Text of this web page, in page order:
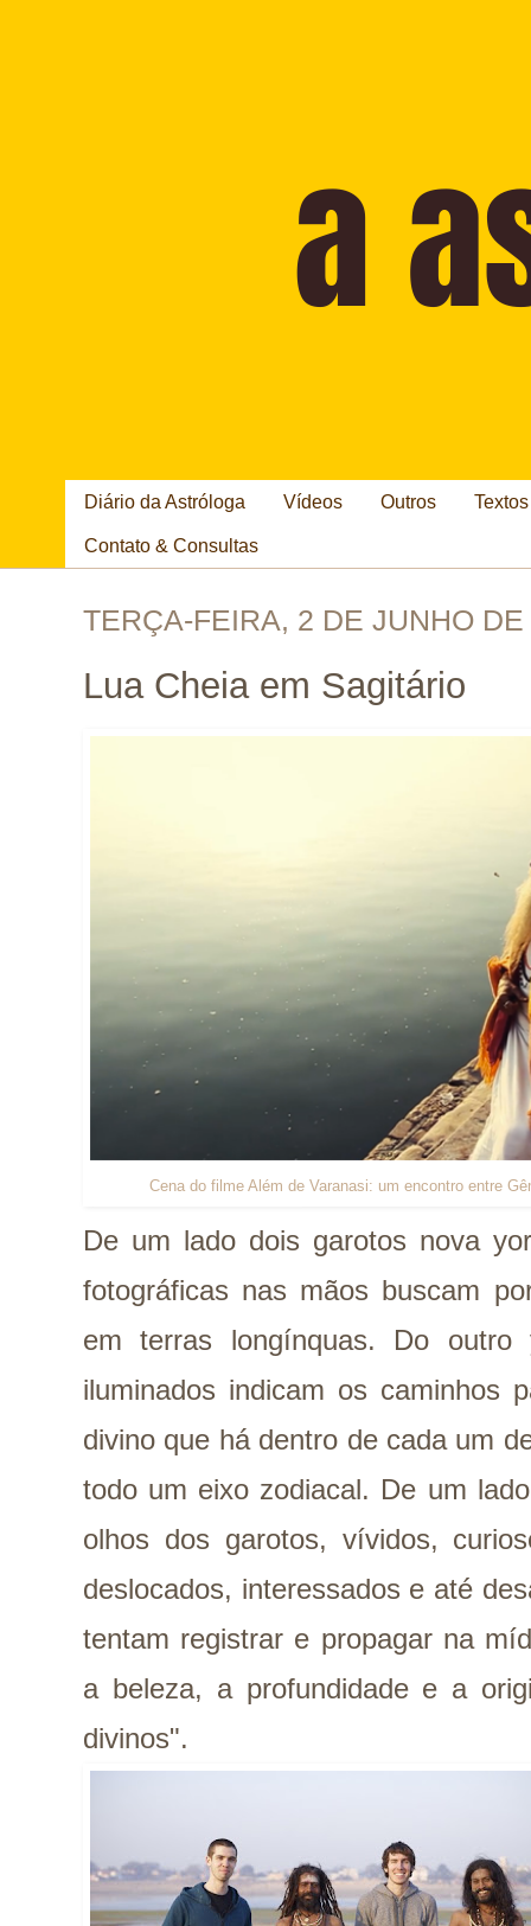
Diário da Astróloga Vídeos Outros
Contato & Consultas
TERÇA-FEIRA, 2 DE JUNHO
Lua Cheia em Sagitário
Cena do filme Além de Varanasi: um encontro entre
De um lado dois garotos nova
fotográficas nas mãos buscam
em terras longínquas. Do outro
iluminados indicam os caminhos
divino que há dentro de cada um
todo um eixo zodiacal. De um
olhos dos garotos, vívidos,
deslocados, interessados e até
tentam registrar e propagar na
a beleza, a profundidade e a
divinos".